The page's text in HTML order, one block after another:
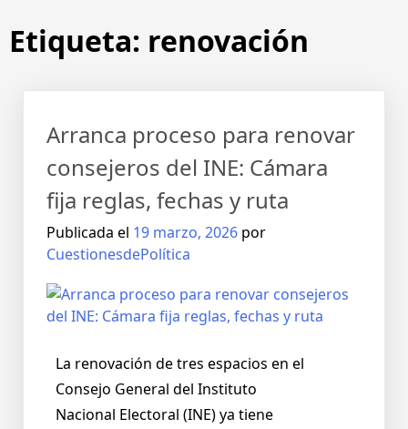
Etiqueta: renovación
Arranca proceso para renovar
consejeros del INE: Cámara
fija reglas, fechas y ruta
Publicada el 19 marzo, 2026 por
CuestionesdePolítica
La renovación de tres espacios en el
Consejo General del Instituto
Nacional Electoral (INE) ya tiene